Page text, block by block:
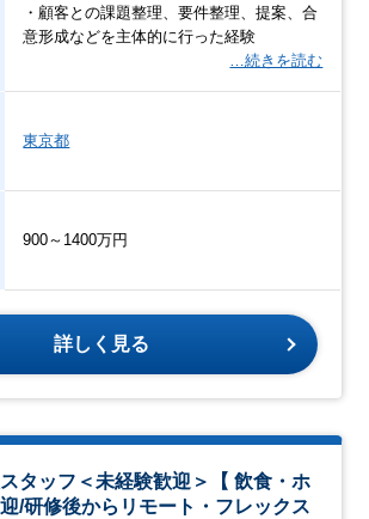
・顧客との課題整理、要件整理、提案、合
意形成などを主体的に行った経験
…続きを読む
東京都
900～1400万円
詳しく見る
スタッフ＜未経験歓迎＞【 飲食・ホ
/研修後からリモート・フレックス